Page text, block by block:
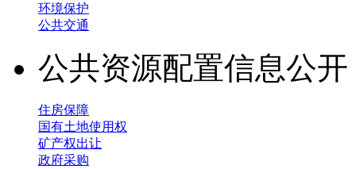
环境保护
公共交通
公共资源配置信息公
住房保障
国有土地使用权
矿产权出让
政府采购